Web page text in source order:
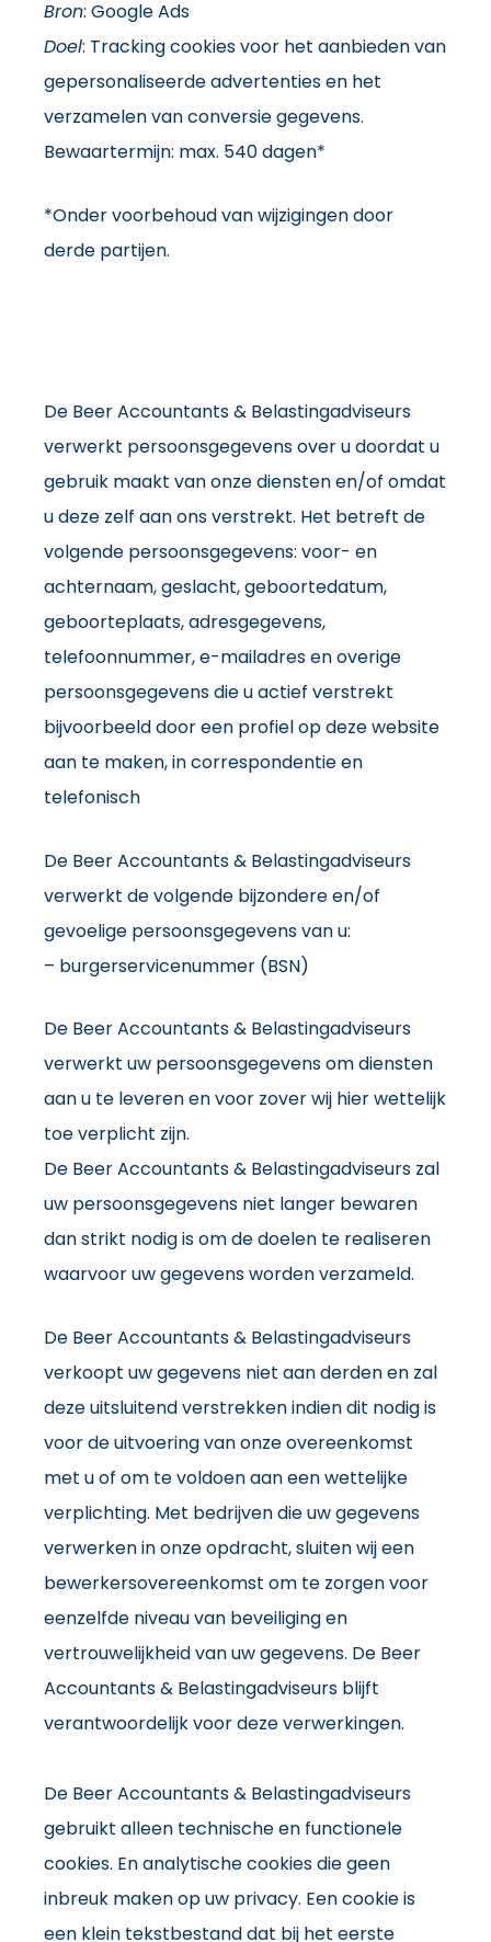
Bron: Google Ads
Doel: Tracking cookies voor het aanbieden van
gepersonaliseerde advertenties en het
verzamelen van conversie gegevens.
Bewaartermijn: max. 540 dagen*
*Onder voorbehoud van wijzigingen door
derde partijen.
De Beer Accountants & Belastingadviseurs
verwerkt persoonsgegevens over u doordat u
gebruik maakt van onze diensten en/of omdat
u deze zelf aan ons verstrekt. Het betreft de
volgende persoonsgegevens: voor- en
achternaam, geslacht, geboortedatum,
geboorteplaats, adresgegevens,
telefoonnummer, e-mailadres en overige
persoonsgegevens die u actief verstrekt
bijvoorbeeld door een profiel op deze website
aan te maken, in correspondentie en
telefonisch
De Beer Accountants & Belastingadviseurs
verwerkt de volgende bijzondere en/of
gevoelige persoonsgegevens van u:
– burgerservicenummer (BSN)
De Beer Accountants & Belastingadviseurs
verwerkt uw persoonsgegevens om diensten
aan u te leveren en voor zover wij hier wettelijk
toe verplicht zijn.
De Beer Accountants & Belastingadviseurs zal
uw persoonsgegevens niet langer bewaren
dan strikt nodig is om de doelen te realiseren
waarvoor uw gegevens worden verzameld.
De Beer Accountants & Belastingadviseurs
verkoopt uw gegevens niet aan derden en zal
deze uitsluitend verstrekken indien dit nodig is
voor de uitvoering van onze overeenkomst
met u of om te voldoen aan een wettelijke
verplichting. Met bedrijven die uw gegevens
verwerken in onze opdracht, sluiten wij een
bewerkersovereenkomst om te zorgen voor
eenzelfde niveau van beveiliging en
vertrouwelijkheid van uw gegevens. De Beer
Accountants & Belastingadviseurs blijft
verantwoordelijk voor deze verwerkingen.
De Beer Accountants & Belastingadviseurs
gebruikt alleen technische en functionele
cookies. En analytische cookies die geen
inbreuk maken op uw privacy. Een cookie is
een klein tekstbestand dat bij het eerste